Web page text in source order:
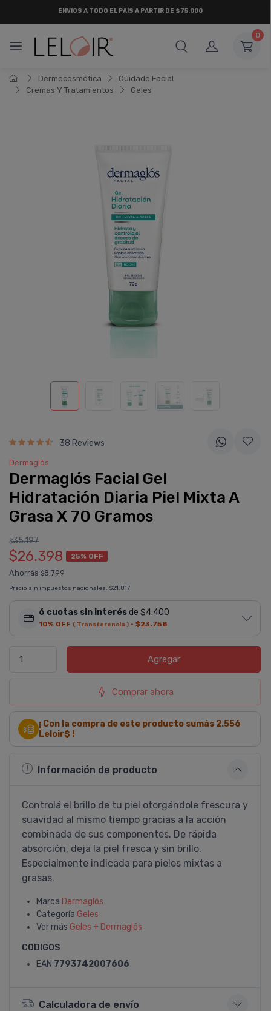
¡ HASTA 6 CUOTAS SIN INTERÉSY 18 CUOTAS FIJAS !
0
Dermocosmética
Cuidado Facial
Cremas Y Tratamientos
Geles
38 Reviews
Dermaglós
Dermaglós Facial Gel
Hidratación Diaria Piel Mixta A
Grasa X 70 Gramos
$35.197
$26.398 25% OFF
Ahorrás $8.799
Precio sin impuestos nacionales: $21.817
6 cuotas sin interésde $4.400
10% OFF ( Transferencia ) · $23.758
Agregar
Comprar ahora
¡ Con la compra de este producto sumás 2.556
Leloir$ !
Información de producto
Controlá el brillo de tu piel otorgándole frescura y
suavidad al mismo tiempo gracias a la acción
combinada de sus componentes. De rápida
absorción, deja la piel fresca y sin brillo.
Especialmente indicada para pieles mixtas a
grasas.
Marca Dermaglós
Categoría Geles
Ver más Geles + Dermaglós
CODIGOS
EAN 7793742007606
Calculadora de envío